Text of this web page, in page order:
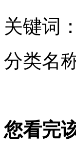
无痛分娩是否
外交部：反对
关键词：
分类名
您看完